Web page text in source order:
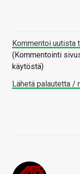
Kommentoi uutista
(Kommentointi
käytöstä)
Lähetä palautetta /